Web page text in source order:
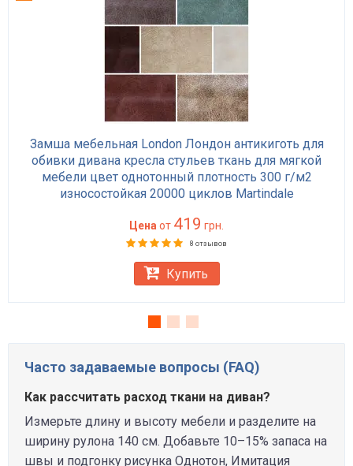
Замша мебельная London Лондон антикиготь для
обивки дивана кресла стульев ткань для мягкой
мебели цвет однотонный плотность 300 г/м2
износостойкая 20000 циклов Martindale
Цена от 419 грн.
8 отзывов
Купить
Часто задаваемые вопросы (FAQ)
Как рассчитать расход ткани на диван?
Измерьте длину и высоту мебели и разделите на
ширину рулона 140 см. Добавьте 10–15% запаса на
швы и подгонку рисунка Однотон, Имитация